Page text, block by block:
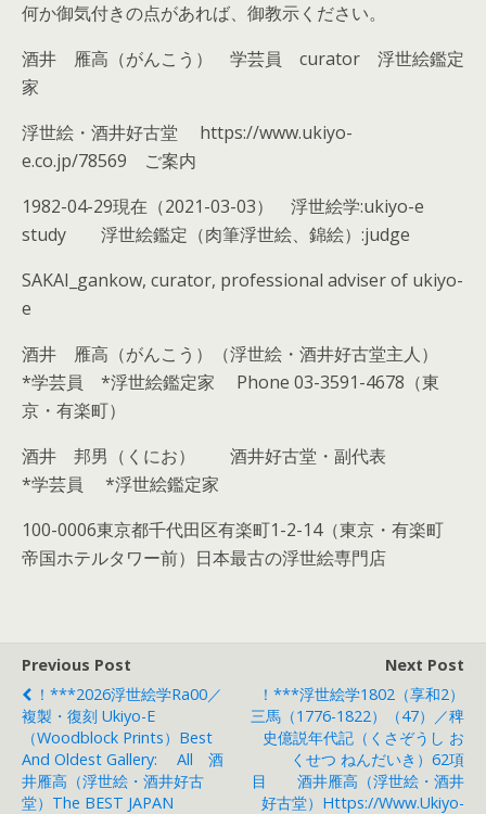
何か御気付きの点があれば、御教示ください。
酒井 雁高（がんこう） 学芸員 curator 浮世絵鑑定
家
浮世絵・酒井好古堂
https://www.ukiyo-
e.co.jp/78569 ご案内
1982-04-29現在（2021-03-03） 浮世絵学:ukiyo-e
study 浮世絵鑑定（肉筆浮世絵、錦絵）:judge
SAKAI_gankow, curator, professional adviser of ukiyo-
e
酒井 雁高（がんこう）（浮世絵・酒井好古堂主人）
*学芸員 *浮世絵鑑定家 Phone 03-3591-4678（東
京・有楽町）
酒井 邦男（くにお） 酒井好古堂・副代表
*学芸員 *浮世絵鑑定家
100-0006東京都千代田区有楽町1-2-14（東京・有楽町
帝国ホテルタワー前）日本最古の浮世絵専門店
Previous Post
！***2026浮世絵学Ra00／
複製・復刻 Ukiyo-E
（woodblock Prints）Best
And Oldest Gallery: All 酒
井雁高（浮世絵・酒井好古
堂）The BEST JAPAN
Next Post
！***浮世絵学1802（享和2）
三馬（1776-1822）（47）／稗
史億説年代記（くさぞうし お
くせつ ねんだいき）62項
目 酒井雁高（浮世絵・酒井
好古堂）https://www.ukiyo-